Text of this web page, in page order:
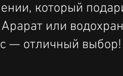
который
или
— отличный выбор!